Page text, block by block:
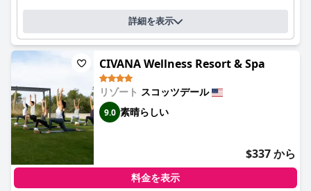
さへの懸念が述べられています。全体として、ウェスティン・キ
アーランド・リゾート＆スパは、休暇やステイケーションに最適
な選択肢です。
詳細を表示
CIVANA Wellness Resort & Spa
リゾート スコッツデール
9.0 素晴らしい
$337 から
料金を表示